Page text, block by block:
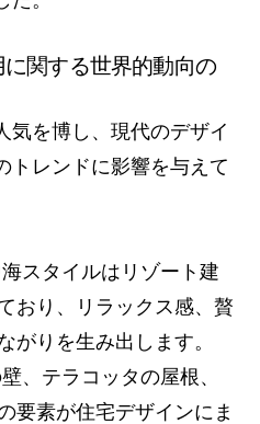
関する世界的動向の
気を博し、現代のデザイ
トレンドに影響を与えて
スタイルはリゾート建
おり、リラックス感、贅
がりを生み出します。
、テラコッタの屋根、
要素が住宅デザインにま